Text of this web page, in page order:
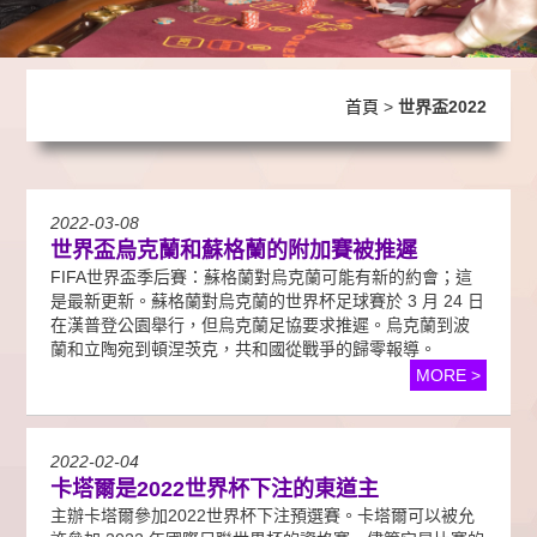
首頁 > 世界盃2022
2022-03-08
世界盃烏克蘭和蘇格蘭的附加賽被推遲
FIFA世界盃季后賽：蘇格蘭對烏克蘭可能有新的約會；這
是最新更新。蘇格蘭對烏克蘭的世界杯足球賽於 3 月 24 日
在漢普登公園舉行，但烏克蘭足協要求推遲。烏克蘭到波
蘭和立陶宛到頓涅茨克，共和國從戰爭的歸零報導。
MORE >
2022-02-04
卡塔爾是2022世界杯下注的東道主
主辦卡塔爾參加2022世界杯下注預選賽。卡塔爾可以被允